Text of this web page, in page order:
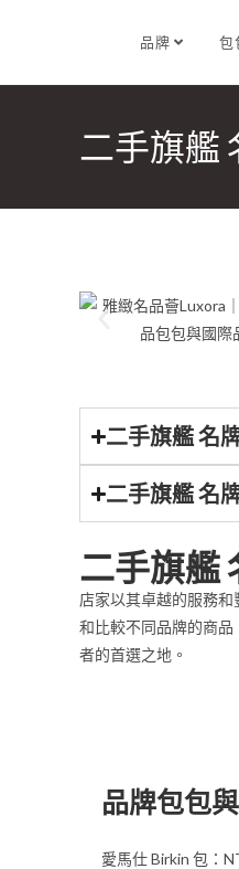
品牌 包
二手旗艦
二手旗艦 名
二手旗艦 名
二手旗艦
店家以其卓越的服務
和比較不同品牌的商
者的首選之地。
品牌包包
愛馬仕 Birkin 包：